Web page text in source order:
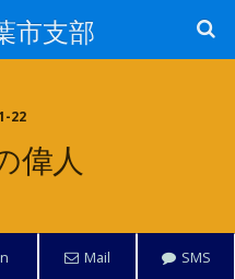
市支部
22
偉人
Mail SMS